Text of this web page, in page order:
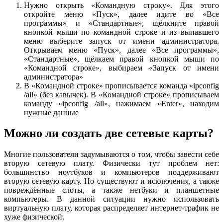
Нужно открыть «Командную строку». Для этого
откройте меню «Пуск», далее идите во «Все
программы» и «Стандартные», щёлкните правой
кнопкой мыши по командной строке и из выпавшего
меню выберите запуск от имени администратора.
Открываем меню «Пуск», далее «Все программы»,
«Стандартные», щёлкаем правой кнопкой мыши по
«Командной строке», выбираем «Запуск от имени
администратора»
В «Командной строке» прописывается команда «ipconfig
/all» (без кавычек). В «Командной строке» прописываем
команду «ipconfig /all», нажимаем «Enter», находим
нужные данные
Можно ли создать две сетевые карты?
Многие пользователи задумываются о том, чтобы завести себе
вторую сетевую плату. Физически тут проблем нет:
большинство ноутбуков и компьютеров поддерживают
вторую сетевую карту. Но существуют и исключения, а также
повреждённые слоты, а также нетбуки и планшетные
компьютеры. В данной ситуации нужно использовать
виртуальную плату, которая распределяет интернет-трафик не
хуже физической.